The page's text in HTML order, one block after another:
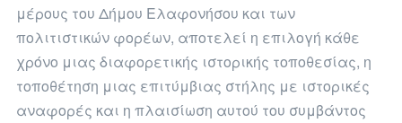
μέρους του Δήμου Ελαφονήσου και των
πολιτιστικών φορέων, αποτελεί η επιλογή κάθε
χρόνο μιας διαφορετικής ιστορικής τοποθεσίας, η
τοποθέτηση μιας επιτύμβιας στήλης με ιστορικές
αναφορές και η πλαισίωση αυτού του συμβάντος